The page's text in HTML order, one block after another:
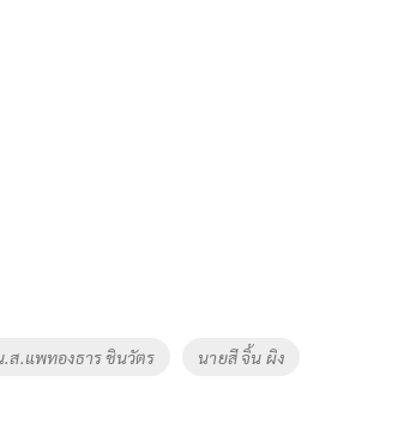
.ส.แพทองธาร ชินวัตร นายสี จิ้น ผิง